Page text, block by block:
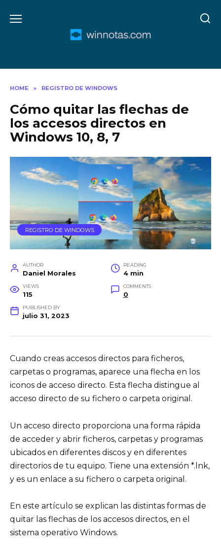
HOME » REGISTRO DE WINDOWS
Cómo quitar las flechas de
los accesos directos en
Windows 10, 8, 7
REGISTRO DE WINDOWS
AUTHOR
Daniel Morales
READING
4 min
VIEWS
115
COMMENTS
0
PUBLISHED BY
julio 31, 2023
Cuando creas accesos directos para ficheros,
carpetas o programas, aparece una flecha en los
iconos de acceso directo. Esta flecha distingue al
acceso directo de su fichero o carpeta original.
Un acceso directo proporciona una forma rápida
de acceder y abrir ficheros, carpetas y programas
ubicados en diferentes discos y en diferentes
directorios de tu equipo. Tiene una extensión *.lnk,
y es un enlace a su fichero o carpeta original.
En este artículo se explican las distintas formas de
quitar las flechas de los accesos directos, en el
sistema operativo Windows.